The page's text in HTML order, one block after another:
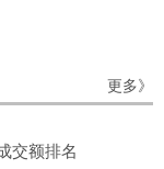
更多》
交额排名